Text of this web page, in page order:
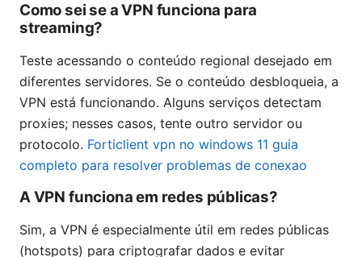
Como sei se a VPN funciona para
streaming?
Teste acessando o conteúdo regional desejado em
diferentes servidores. Se o conteúdo desbloqueia, a
VPN está funcionando. Alguns serviços detectam
proxies; nesses casos, tente outro servidor ou
protocolo. Forticlient vpn no windows 11 guia
completo para resolver problemas de conexao
A VPN funciona em redes públicas?
Sim, a VPN é especialmente útil em redes públicas
(hotspots) para criptografar dados e evitar